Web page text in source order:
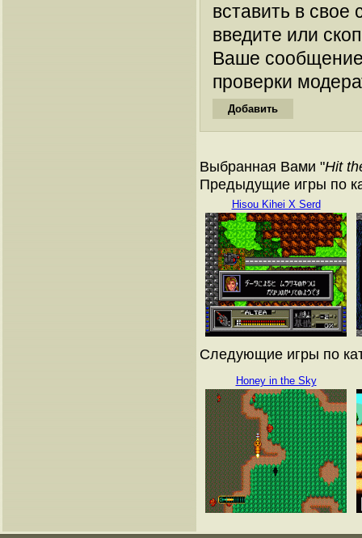
вставить в
введите или
Ваше
проверки
Выбранная Вами "Hit
Предыдущие игры по
Hisou Kihei X Serd
Следующие игры по
Honey in the Sky